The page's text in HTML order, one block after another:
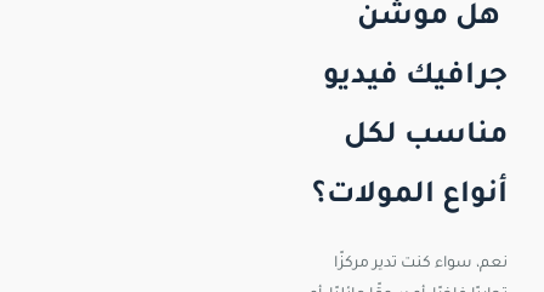
هل موشن
جرافيك فيديو
مناسب لكل
أنواع المولات؟
نعم، سواء كنت تدير مركزًا